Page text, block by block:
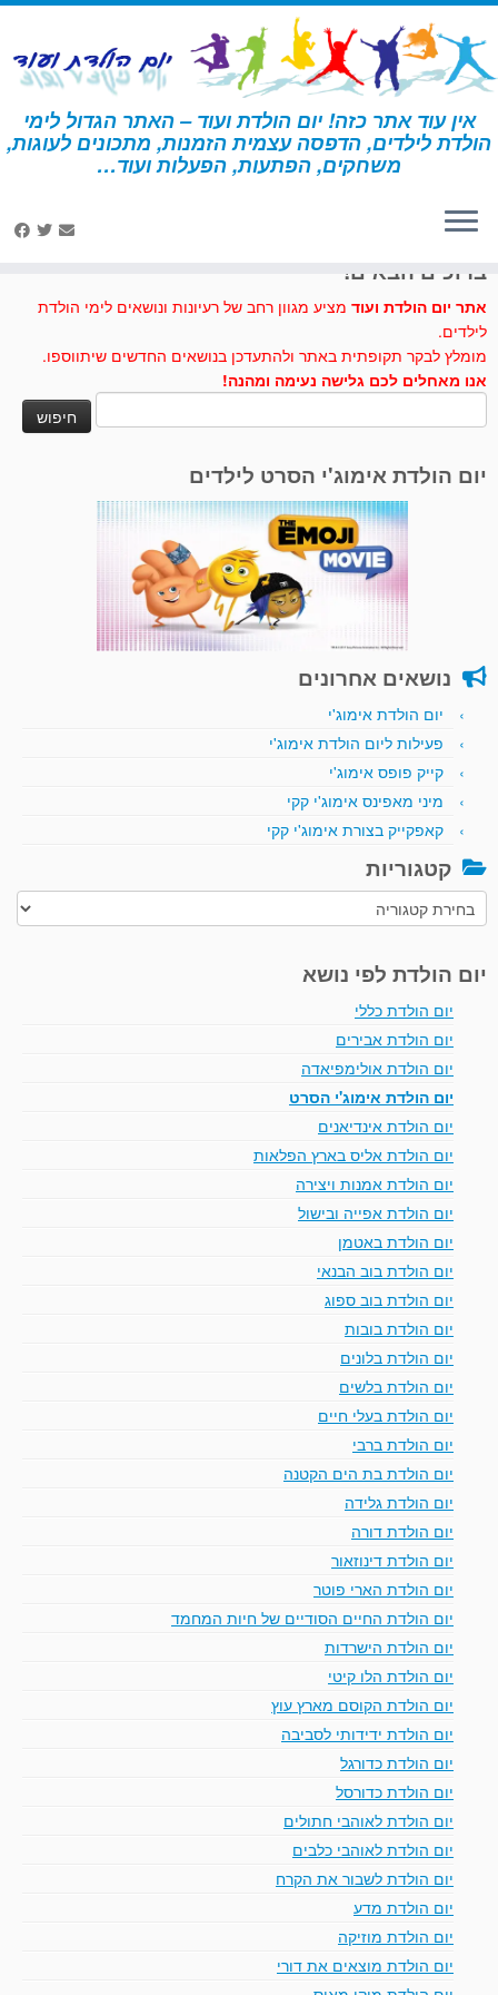
דלג
לתוכן
אין עוד אתר כזה! יום הולדת ועוד – האתר הגדול לימי
הולדת לילדים, הדפסה עצמית הזמנות, מתכונים לעוגות,
משחקים, הפתעות, הפעלות ועוד… דף הבית » ספוג
ברוכים הבאים!
אתר יום הולדת ועוד מציע מגוון רחב של רעיונות ונושאים לימי הולדת
לילדים.
מומלץ לבקר תקופתית באתר ולהתעדכן בנושאים החדשים שיתווספו.
אנו מאחלים לכם גלישה נעימה ומהנה!
יום הולדת אימוג'י הסרט לילדים
נושאים אחרונים
יום הולדת אימוג'י
פעילות ליום הולדת אימוג'י
קייק פופס אימוג'י
מיני מאפינס אימוג'י קקי
קאפקייק בצורת אימוג'י קקי
קטגוריות
קטגוריות
יום הולדת לפי נושא
יום הולדת כללי
יום הולדת אבירים
יום הולדת אולימפיאדה
יום הולדת אימוג'י הסרט
יום הולדת אינדיאנים
יום הולדת אליס בארץ הפלאות
יום הולדת אמנות ויצירה
יום הולדת אפייה ובישול
יום הולדת באטמן
יום הולדת בוב הבנאי
יום הולדת בוב ספוג
יום הולדת בובות
יום הולדת בלונים
יום הולדת בלשים
יום הולדת בעלי חיים
יום הולדת ברבי
יום הולדת בת הים הקטנה
יום הולדת גלידה
יום הולדת דורה
יום הולדת דינוזאור
יום הולדת הארי פוטר
יום הולדת החיים הסודיים של חיות המחמד
יום הולדת הישרדות
יום הולדת הלו קיטי
יום הולדת הקוסם מארץ עוץ
יום הולדת ידידותי לסביבה
יום הולדת כדורגל
יום הולדת כדורסל
יום הולדת לאוהבי חתולים
יום הולדת לאוהבי כלבים
יום הולדת לשבור את הקרח
יום הולדת מדע
יום הולדת מוזיקה
יום הולדת מוצאים את דורי